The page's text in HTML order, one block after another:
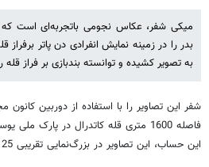
میکی شفر، عکاس نجومی باتجربه‌ای است که
بدر را در زمینه نمایش انفرادی دن پاتر
به تصویر کشیده و توانسته بندبازی بر فراز
فاصله 1600 متری قله کاتدرال در پارک
این حساب، این تصاویر در بزرگ‌نمایی تقریبی 25 برابر گرفته شده است.